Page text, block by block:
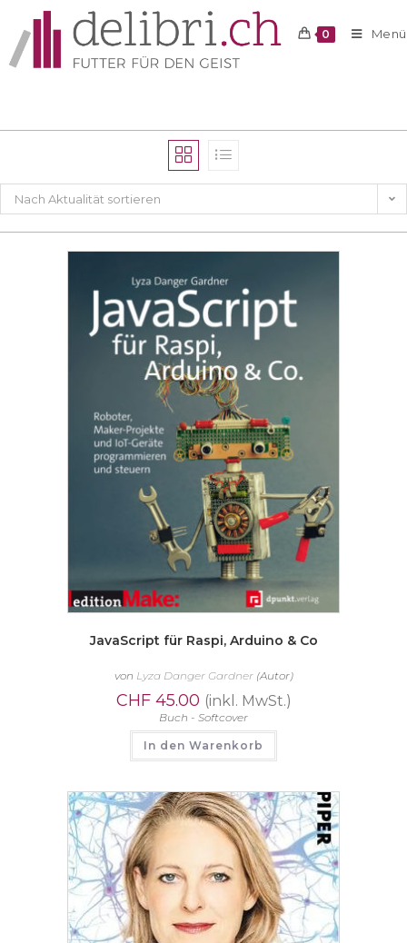
0 Menü
Nach Aktualität sortieren
JavaScript für Raspi, Arduino & Co
von Lyza Danger Gardner(Autor)
CHF45.00 (inkl. MwSt.)
Buch - Softcover
In den Warenkorb